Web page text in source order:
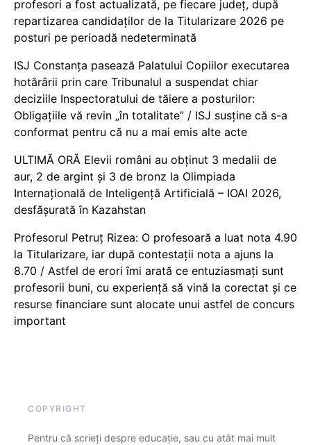
profesori a fost actualizată, pe fiecare județ, după
repartizarea candidaților de la Titularizare 2026 pe
posturi pe perioadă nedeterminată
ISJ Constanța pasează Palatului Copiilor executarea
hotărârii prin care Tribunalul a suspendat chiar
deciziile Inspectoratului de tăiere a posturilor:
Obligațiile vă revin „în totalitate” / ISJ susține că s-a
conformat pentru că nu a mai emis alte acte
ULTIMĂ ORĂ Elevii români au obținut 3 medalii de
aur, 2 de argint și 3 de bronz la Olimpiada
Internațională de Inteligență Artificială – IOAI 2026,
desfășurată în Kazahstan
Profesorul Petruț Rizea: O profesoară a luat nota 4.90
la Titularizare, iar după contestații nota a ajuns la
8.70 / Astfel de erori îmi arată ce entuziasmați sunt
profesorii buni, cu experiență să vină la corectat și ce
resurse financiare sunt alocate unui astfel de concurs
important
COPYRIGHT
Pentru că scrieți despre educație, sau cu atât mai mult